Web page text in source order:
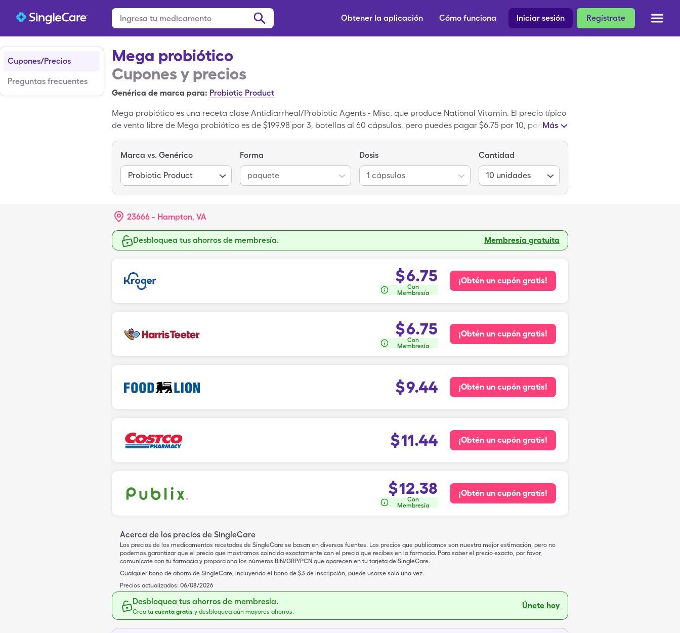
Regístrate
Iniciar sesión
Cómo funciona
Obtener la aplicación
Cupones/Precios
Preguntas frecuentes
Mega probiótico
Cupones y precios
Genérica de marca para: Probiotic Product
Mega probiótico es una receta clase Antidiarrheal/Probiotic Agents - Misc. que produce National Vitamin. El precio típico
de venta libre de Mega probiótico es de $199.98 por 3, botellas al 60 cápsulas, pero puedes pagar $6.75 por 10, paquetes
Más
Marca vs. Genérico
Probiotic Product
Forma
paquete
Dosis
1 cápsulas
Cantidad
10 unidades
23666 - Hampton, VA
Desbloquea tus ahorros de membresía. Membresía gratuita
$6.75
Con
Membresía
¡Obtén un cupón gratis!
$6.75
Con
Membresía
¡Obtén un cupón gratis!
$9.44 ¡Obtén un cupón gratis!
$11.44 ¡Obtén un cupón gratis!
$12.38
Con
Membresía
¡Obtén un cupón gratis!
Acerca de los precios de SingleCare
Los precios de los medicamentos recetados de SingleCare se basan en diversas fuentes. Los precios que publicamos son nuestra mejor estimación, pero no
podemos garantizar que el precio que mostramos coincida exactamente con el precio que recibes en la farmacia. Para saber el precio exacto, por favor,
comunícate con tu farmacia y proporciona los números BIN/GRP/PCN que aparecen en tu tarjeta de SingleCare.
Cualquier bono de ahorro de SingleCare, incluyendo el bono de $3 de inscripción, puede usarse solo una vez.
Precios actualizados: 06/08/2026
Desbloquea tus ahorros de membresía.
Crea tu cuenta gratis y desbloquea aún mayores ahorros.
Únete hoy